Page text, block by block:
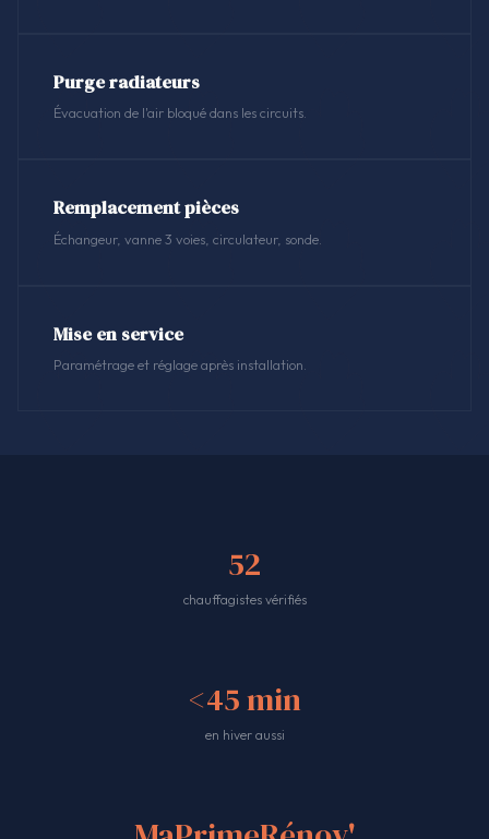
Purge radiateurs
Évacuation de l'air bloqué dans les circuits.
Remplacement pièces
Échangeur, vanne 3 voies, circulateur, sonde.
Mise en service
Paramétrage et réglage après installation.
52
chauffagistes vérifiés
<45 min
en hiver aussi